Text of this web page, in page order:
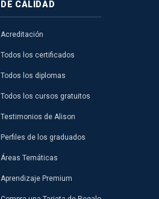
DE CALIDAD
Acreditación
Todos los certificados
Todos los diplomas
Todos los cursos gratuitos
Testimonios de Alison
Perfiles de los graduados
Áreas Temáticas
Aprendizaje Premium